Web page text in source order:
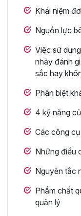
Khái niệm
Nguồn lực
Việc sử
nhảy đánh
sắc hay
Phân biệt
4 kỹ năng
Các công
Những điều
Nguyên tắc
Phẩm chất
quản lý